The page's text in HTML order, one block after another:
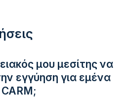
μου μεσίτης να
εγγύηση για εμένα